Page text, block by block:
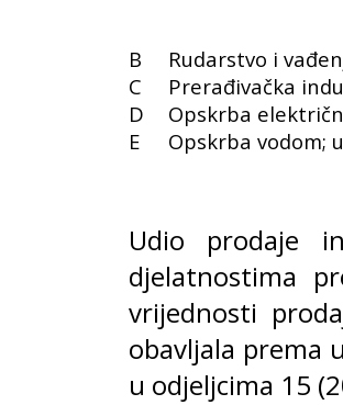
B
Rudarstvo i
C
Prerađivačka
D
Opskrba
E
Opskrba vodom;
Udio prodaje
djelatnostima
vrijednosti
obavljala prema
u odjeljcima 15